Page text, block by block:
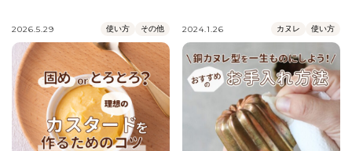
2026.5.29 使い方 その他 2024.1.26 カヌレ 使い方